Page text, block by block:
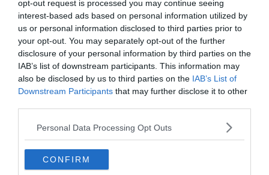
opt-out request is processed you may continue seeing
interest-based ads based on personal information utilized by
us or personal information disclosed to third parties prior to
your opt-out. You may separately opt-out of the further
disclosure of your personal information by third parties on the
IAB’s list of downstream participants. This information may
also be disclosed by us to third parties on the IAB’s List of
Downstream Participants that may further disclose it to other
Personal Data Processing Opt Outs
CONFIRM
nel lago a 8 metri di profondità
Solo venerdì un calo delle temperature
ma aumenteranno i temporali
Tragedia in piscina: perde la vita un
ragazzo di Trento
Morto Mattia Maestri: aveva 13 anni, in
coma dal 2017 dopo un formaggio
contaminato